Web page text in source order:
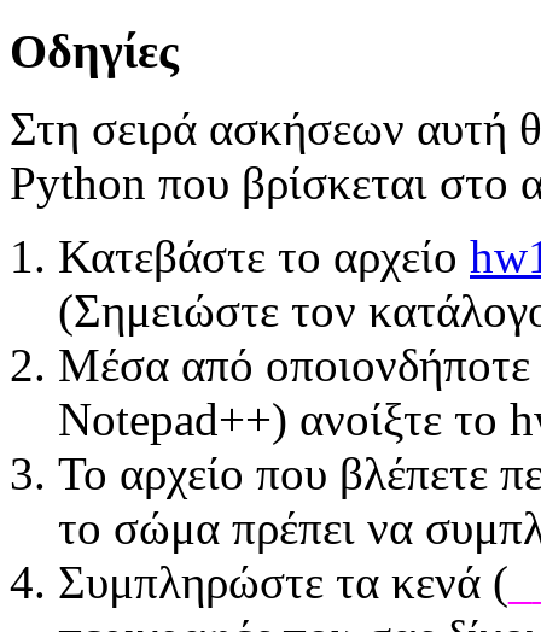
Οδηγίες
Στη σειρά ασκήσεων αυτή
Python που βρίσκεται στο
Κατεβάστε το αρχείο
(Σημειώστε τον
Μέσα από
Notepad++) ανοίξτε το
Το αρχείο που βλέπετε
το σώμα πρέπει να
Συμπληρώστε τα κενά (